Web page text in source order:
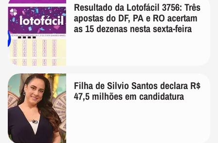
Resultado da Lotofácil 3756: Três
apostas do DF, PA e RO acertam
as 15 dezenas nesta sexta-feira
Filha de Silvio Santos declara R$
47,5 milhões em candidatura